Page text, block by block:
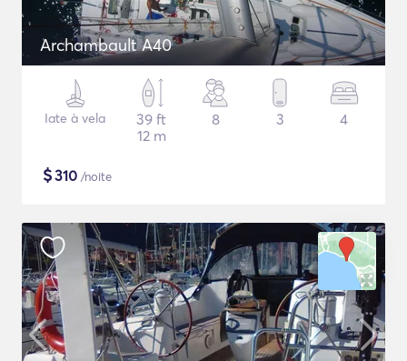
Archambault A40
Iate à vela
39 ft
12 m
8 3 4
$310 /noite